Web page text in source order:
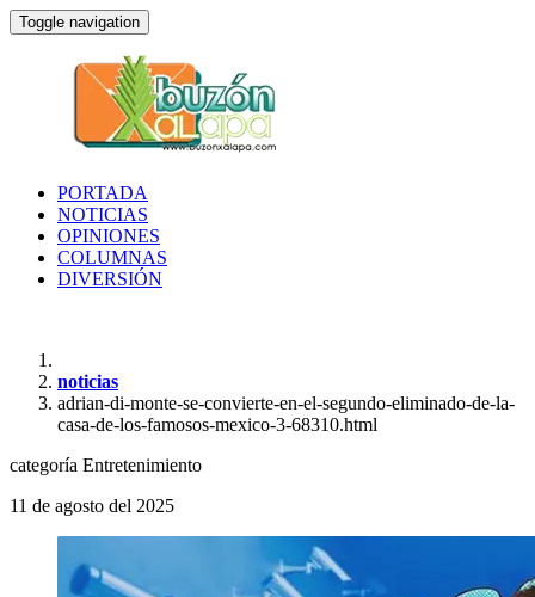
Toggle navigation
PORTADA
NOTICIAS
OPINIONES
COLUMNAS
DIVERSIÓN
noticias
adrian-di-monte-se-convierte-en-el-segundo-eliminado-de-la-
casa-de-los-famosos-mexico-3-68310.html
categoría Entretenimiento
11 de agosto del 2025